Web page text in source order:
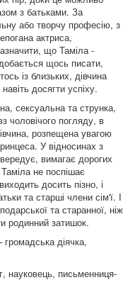
з батьками. За
або творчу професію, з
актриса,
що Таміла -
щось писати,
із близьких, дівчина
досягти успіху.
сексуальна та струнка,
чоловічого погляду, в
розпещена увагою
У відносинах з
вимагає дорогих
не поспішає
досить пізно, і
та старші члени сім'ї. І
та старанної, ніж
родинний затишок.
діячка,
науковець, письменниця-